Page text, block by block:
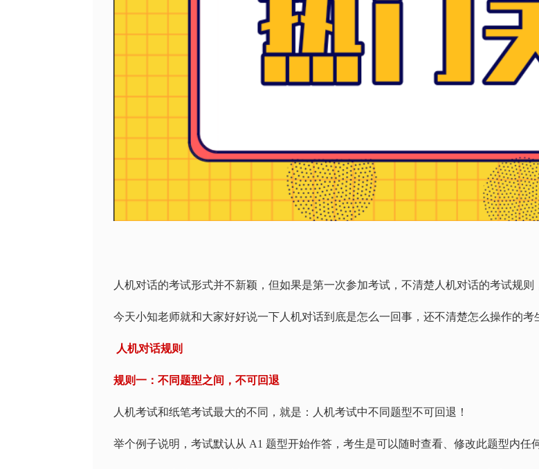
人机对话的考试形式并不新颖，但如果是第一次参加考试，不清楚人机对话的考试规则
今天小知老师就和大家好好说一下人机对话到底是怎么一回事，还不清楚怎么操作的考
人机对话规则
规则一：不同题型之间，不可回退
人机考试和纸笔考试最大的不同，就是：人机考试中不同题型不可回退！
举个例子说明，考试默认从 A1题型开始作答，考生是可以随时查看、修改此题型内任